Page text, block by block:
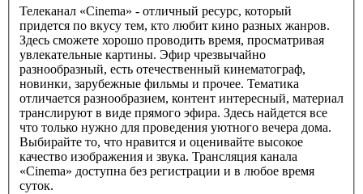
Телеканал «Cinema» - отличный ресурс, который
придется по вкусу тем, кто любит кино разных жанров.
Здесь сможете хорошо проводить время, просматривая
увлекательные картины. Эфир чрезвычайно
разнообразный, есть отечественный кинематограф,
новинки, зарубежные фильмы и прочее. Тематика
отличается разнообразием, контент интересный, материал
транслируют в виде прямого эфира. Здесь найдется все
что только нужно для проведения уютного вечера дома.
Выбирайте то, что нравится и оценивайте высокое
качество изображения и звука. Трансляция канала
«Cinema» доступна без регистрации и в любое время
суток.